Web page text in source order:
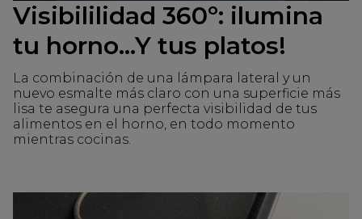
Visibililidad 360º: ilumina
tu horno...Y tus platos!
La combinación de una lámpara lateral y un
nuevo esmalte más claro con una superficie más
lisa te asegura una perfecta visibilidad de tus
alimentos en el horno, en todo momento
mientras cocinas.